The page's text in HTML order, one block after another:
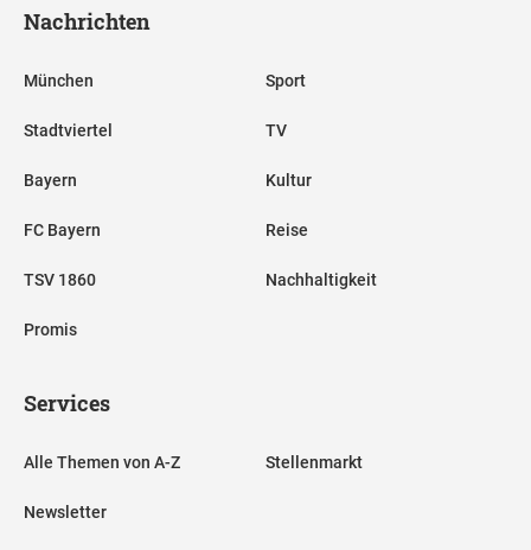
Nachrichten
München
Stadtviertel
Bayern
FC Bayern
TSV 1860
Promis
Sport
TV
Kultur
Reise
Nachhaltigkeit
Services
Alle Themen von A-Z
Newsletter
Stellenmarkt